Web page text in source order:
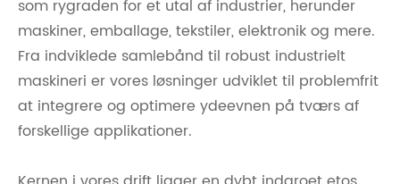
som rygraden for et utal af industrier, herunder
maskiner, emballage, tekstiler, elektronik og mere.
Fra indviklede samlebånd til robust industrielt
maskineri er vores løsninger udviklet til problemfrit
at integrere og optimere ydeevnen på tværs af
forskellige applikationer.